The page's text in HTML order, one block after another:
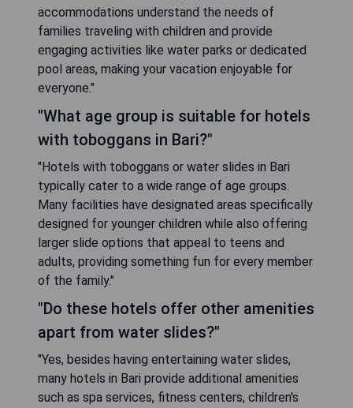
accommodations understand the needs of
families traveling with children and provide
engaging activities like water parks or dedicated
pool areas, making your vacation enjoyable for
everyone."
"What age group is suitable for hotels
with toboggans in Bari?"
"Hotels with toboggans or water slides in Bari
typically cater to a wide range of age groups.
Many facilities have designated areas specifically
designed for younger children while also offering
larger slide options that appeal to teens and
adults, providing something fun for every member
of the family."
"Do these hotels offer other amenities
apart from water slides?"
"Yes, besides having entertaining water slides,
many hotels in Bari provide additional amenities
such as spa services, fitness centers, children's